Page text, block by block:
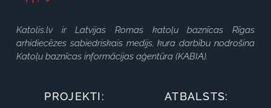
Katolis.lv ir Latvijas Romas katoļu baznīcas Rīgas
arhidiecēzes sabiedriskais medijs, kura darbību nodrošina
Katoļu baznīcas informācijas aģentūra (KABIA).
PROJEKTI: ATBALSTS: